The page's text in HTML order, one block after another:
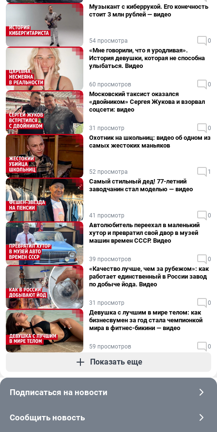
Музыкант с киберрукой. Его конечность
стоит 3 млн рублей — видео
54 просмотра 0
«Мне говорили, что я уродливая».
История девушки, которая не способна
улыбаться. Видео
60 просмотров 0
Московский таксист оказался
«двойником» Сергея Жукова и взорвал
соцсети: видео
31 просмотр 0
Охотник на школьниц: видео об одном из
самых жестоких маньяков
52 просмотра 1
Самый стильный дед! 77-летний
заводчанин стал моделью — видео
41 просмотр 0
Автолюбитель переехал в маленький
хутор и превратил свой двор в музей
машин времен СССР. Видео
39 просмотров 0
«Качество лучше, чем за рубежом»: как
работает единственный в России завод
по добыче йода. Видео
31 просмотр 0
Девушка с лучшим в мире телом: как
бизнесвумен за год стала чемпионкой
мира в фитнес-бикини — видео
59 просмотров 0
Показать еще
Подписаться на новости
Сообщить новость